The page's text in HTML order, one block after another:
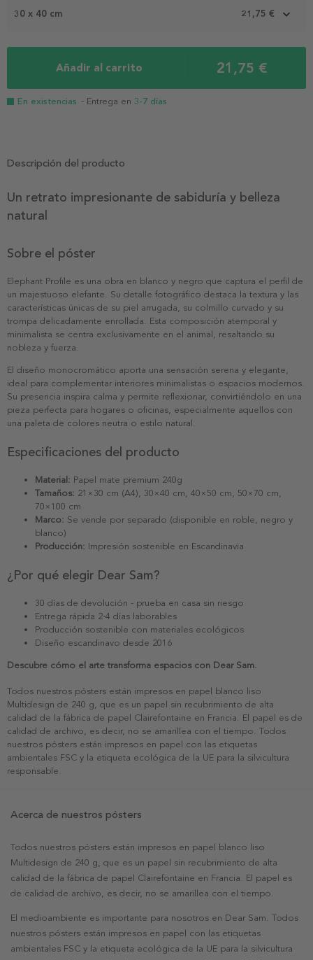
30 x 40 cm 21,75 €
Añadir al carrito 21,75 €
En existencias - Entrega en 3-7 días
Descripción del producto
Un retrato impresionante de sabiduría y belleza
natural
Sobre el póster
Elephant Profile es una obra en blanco y negro que captura el perfil de
un majestuoso elefante. Su detalle fotográfico destaca la textura y las
características únicas de su piel arrugada, su colmillo curvado y su
trompa delicadamente enrollada. Esta composición atemporal y
minimalista se centra exclusivamente en el animal, resaltando su
nobleza y fuerza.
El diseño monocromático aporta una sensación serena y elegante,
ideal para complementar interiores minimalistas o espacios modernos.
Su presencia inspira calma y permite reflexionar, convirtiéndolo en una
pieza perfecta para hogares o oficinas, especialmente aquellos con
una paleta de colores neutra o estilo natural.
Especificaciones del producto
Material: Papel mate premium 240g
Tamaños: 21×30 cm (A4), 30×40 cm, 40×50 cm, 50×70 cm,
70×100 cm
Marco: Se vende por separado (disponible en roble, negro y
blanco)
Producción: Impresión sostenible en Escandinavia
¿Por qué elegir Dear Sam?
30 días de devolución - prueba en casa sin riesgo
Entrega rápida 2-4 días laborables
Producción sostenible con materiales ecológicos
Diseño escandinavo desde 2016
Descubre cómo el arte transforma espacios con Dear Sam.
Todos nuestros pósters están impresos en papel blanco liso
Multidesign de 240 g, que es un papel sin recubrimiento de alta
calidad de la fábrica de papel Clairefontaine en Francia. El papel es de
calidad de archivo, es decir, no se amarillea con el tiempo. Todos
nuestros pósters están impresos en papel con las etiquetas
ambientales FSC y la etiqueta ecológica de la UE para la silvicultura
responsable.
Acerca de nuestros pósters
Todos nuestros pósters están impresos en papel blanco liso
Multidesign de 240 g, que es un papel sin recubrimiento de alta
calidad de la fábrica de papel Clairefontaine en Francia. El papel es
de calidad de archivo, es decir, no se amarillea con el tiempo.
El medioambiente es importante para nosotros en Dear Sam. Todos
nuestros pósters están impresos en papel con las etiquetas
ambientales FSC y la etiqueta ecológica de la UE para la silvicultura